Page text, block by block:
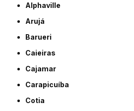
Alphaville
Arujá
Barueri
Caieiras
Cajamar
Carapicuíba
Cotia